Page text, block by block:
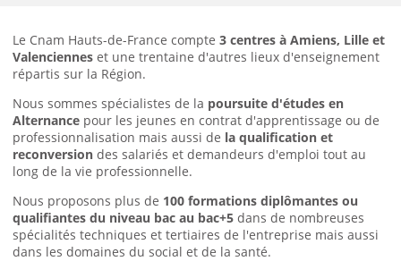
Le Cnam Hauts-de-France compte 3 centres à Amiens, Lille et
Valenciennes et une trentaine d'autres lieux d'enseignement
répartis sur la Région.
Nous sommes spécialistes de la poursuite d'études en
Alternance pour les jeunes en contrat d'apprentissage ou de
professionnalisation mais aussi de la qualification et
reconversion des salariés et demandeurs d'emploi tout au
long de la vie professionnelle.
Nous proposons plus de 100 formations diplômantes ou
qualifiantes du niveau bac au bac+5 dans de nombreuses
spécialités techniques et tertiaires de l'entreprise mais aussi
dans les domaines du social et de la santé.